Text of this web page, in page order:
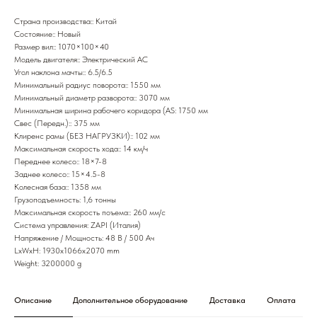
Страна производства:: Китай
Состояние:: Новый
Размер вил:: 1070×100×40
Модель двигателя:: Электрический AC
Угол наклона мачты:: 6.5/6.5
Минимальный радиус поворота:: 1550 мм
Минимальный диаметр разворота:: 3070 мм
Минимальная ширина рабочего коридора (AS: 1750 мм
Свес (Передн.):: 375 мм
Клиренс рамы (БЕЗ НАГРУЗКИ):: 102 мм
Максимальная скорость хода:: 14 км/ч
Переднее колесо:: 18×7-8
Заднее колесо:: 15×4.5-8
Колесная база:: 1358 мм
Грузоподъемность: 1,6 тонны
Максимальная скорость поъема:: 260 мм/с
Система управления: ZAPI (Италия)
Напряжение / Мощность: 48 В / 500 Ач
LxWxH: 1930x1066x2070 mm
Weight: 3200000 g
Описание Дополнительное оборудование Доставка Оплата